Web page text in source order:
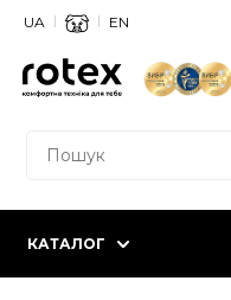
UA EN
КАТАЛОГ